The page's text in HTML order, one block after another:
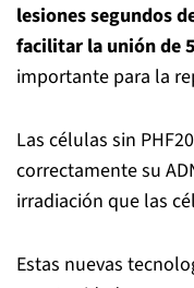
lesiones segundos
facilitar la unión de
importante para la
Las células sin
correctamente su
irradiación que las
Estas nuevas